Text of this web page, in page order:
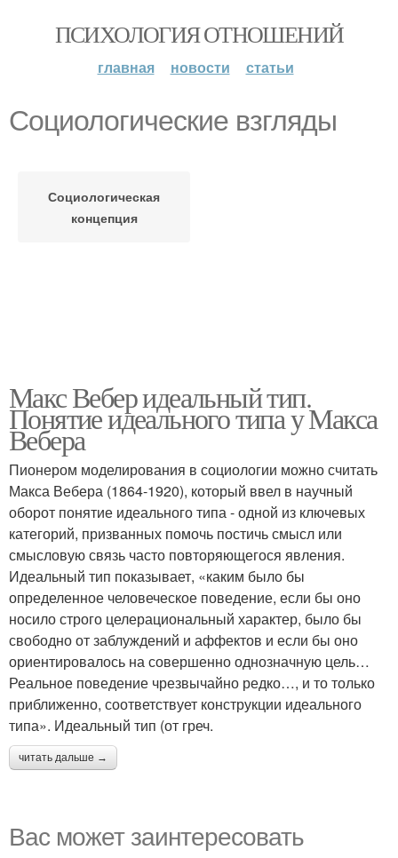
ПСИХОЛОГИЯ ОТНОШЕНИЙ
главная новости статьи
Социологические взгляды
Социологическая
концепция
Макс Вебер идеальный тип.
Понятие идеального типа у Макса
Вебера
Пионером моделирования в социологии можно считать
Макса Вебера (1864-1920), который ввел в научный
оборот понятие идеального типа - одной из ключевых
категорий, призванных помочь постичь смысл или
смысловую связь часто повторяющегося явления.
Идеальный тип показывает, «каким было бы
определенное человеческое поведение, если бы оно
носило строго целерациональный характер, было бы
свободно от заблуждений и аффектов и если бы оно
ориентировалось на совершенно однозначную цель…
Реальное поведение чрезвычайно редко…, и то только
приближенно, соответствует конструкции идеального
типа». Идеальный тип (от греч.
читать дальше →
Вас может заинтересовать